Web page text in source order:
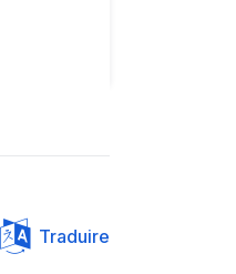
Traduire